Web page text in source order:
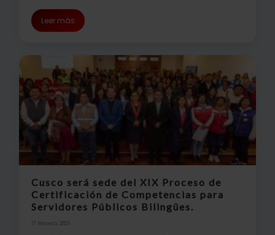
Leer más
Cusco será sede del XIX Proceso de
Certificación de Competencias para
Servidores Públicos Bilingües.
17 febrero, 2026